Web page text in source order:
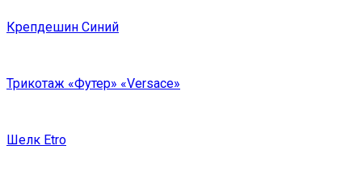
Крепдешин Синий
Трикотаж «Футер» «Versace»
Шелк Etro